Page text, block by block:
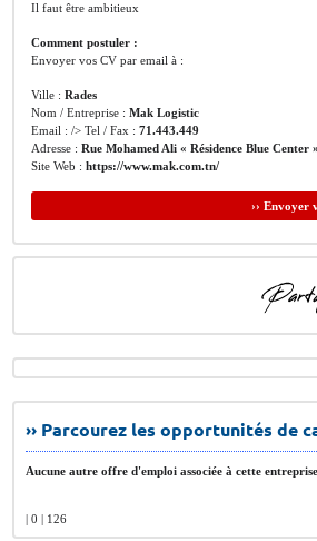
Il faut être ambitieux
Comment postuler :
Envoyer vos CV par email à :
Ville : Rades
Nom / Entreprise : Mak Logistic
Email : /> Tel / Fax : 71.443.449
Adresse : Rue Mohamed Ali « Résidence Blue Center
Site Web : https://www.mak.com.tn/
›› Envoyer
›› Parcourez les opportunités de
Aucune autre offre d'emploi associée à cette
| 0 | 126